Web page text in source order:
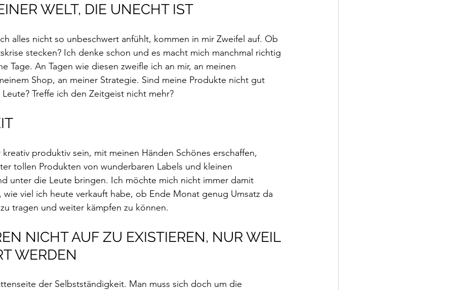
WELT, DIE UNECHT IST
alles nicht so unbeschwert anfühlt, kommen in mir Zweifel auf. Ob
stecken? Ich denke schon und es macht mich manchmal richtig
Tage. An Tagen wie diesen zweifle ich an mir, an meinen
Shop, an meiner Strategie. Sind meine Produkte nicht gut
Treffe ich den Zeitgeist nicht mehr?
produktiv sein, mit meinen Händen Schönes erschaffen,
tollen Produkten von wunderbaren Labels und kleinen
unter die Leute bringen. Ich möchte mich nicht immer damit
wie viel ich heute verkauft habe, ob Ende Monat genug Umsatz da
tragen und weiter kämpfen zu können.
NICHT AUF ZU EXISTIEREN, NUR WEIL
WERDEN
der Selbstständigkeit. Man muss sich doch um die